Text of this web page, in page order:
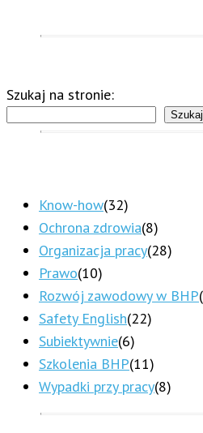
Szukaj na stronie:
Szukaj
Know-how(32)
Ochrona zdrowia(8)
Organizacja pracy(28)
Prawo(10)
Rozwój zawodowy w BHP
Safety English(22)
Subiektywnie(6)
Szkolenia BHP(11)
Wypadki przy pracy(8)